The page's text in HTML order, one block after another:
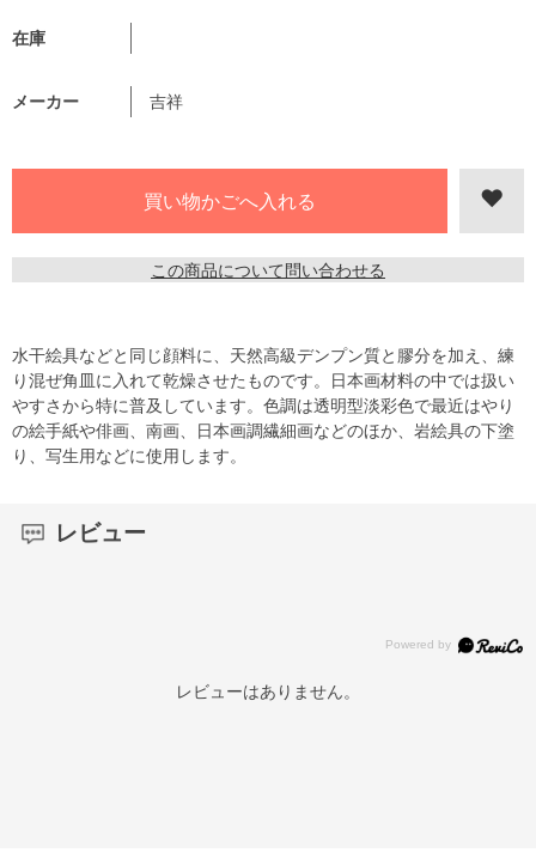
在庫
メーカー 吉祥
この商品について問い合わせる
水干絵具などと同じ顔料に、天然高級デンプン質と膠分を加え、練
り混ぜ角皿に入れて乾燥させたものです。日本画材料の中では扱い
やすさから特に普及しています。色調は透明型淡彩色で最近はやり
の絵手紙や俳画、南画、日本画調繊細画などのほか、岩絵具の下塗
り、写生用などに使用します。
レビュー
レビューはありません。